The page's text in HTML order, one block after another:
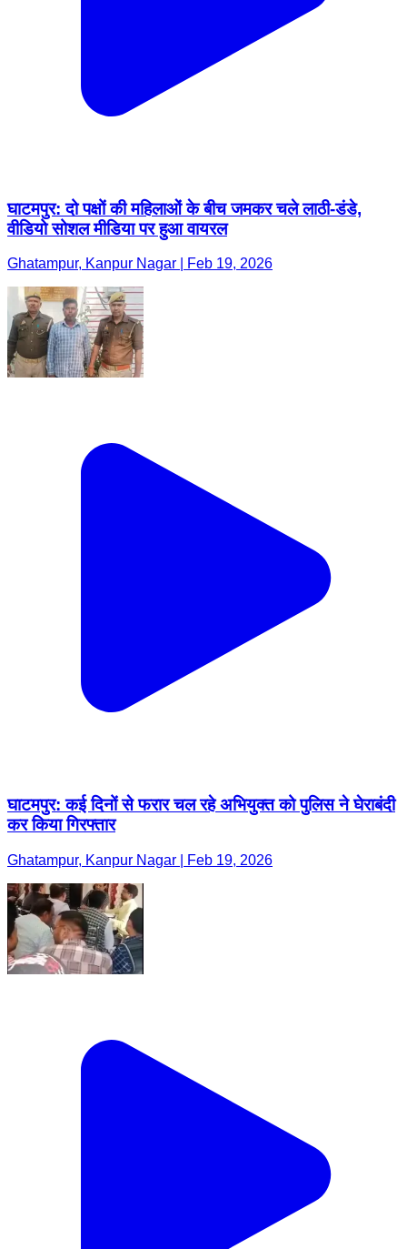
घाटमपुर: दो पक्षों की महिलाओं के बीच जमकर चले लाठी-डंडे,
वीडियो सोशल मीडिया पर हुआ वायरल
Ghatampur, Kanpur Nagar | Feb 19, 2026
घाटमपुर: कई दिनों से फरार चल रहे अभियुक्त को पुलिस ने घेराबंदी
कर किया गिरफ्तार
Ghatampur, Kanpur Nagar | Feb 19, 2026